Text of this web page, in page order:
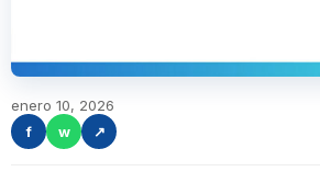
enero 10, 2026
f
w ↗